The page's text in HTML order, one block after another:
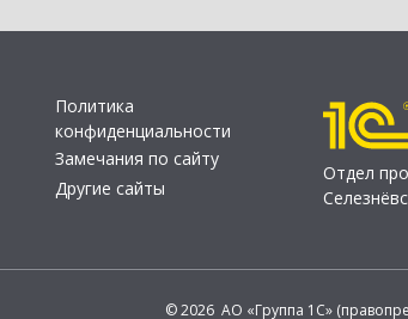
Политика
конфиденциальности
Замечания по сайту
Другие сайты
Отдел
© 2026 АО «Группа 1С»